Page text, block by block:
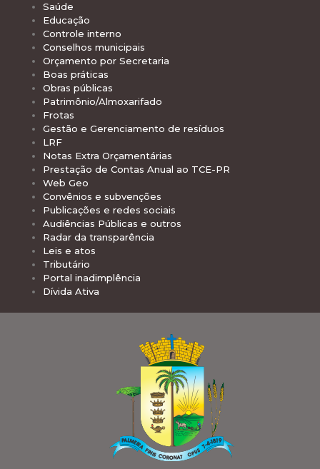
Saúde
Educação
Controle interno
Conselhos municipais
Orçamento por Secretaria
Boas práticas
Obras públicas
Patrimônio/Almoxarifado
Frotas
Gestão e Gerenciamento de resíduos
LRF
Notas Extra Orçamentárias
Prestação de Contas Anual ao TCE-PR
Web Geo
Convênios e subvenções
Publicações e redes sociais
Audiências Públicas e outros
Radar da transparência
Leis e atos
Tributário
Portal inadimplência
Dívida Ativa